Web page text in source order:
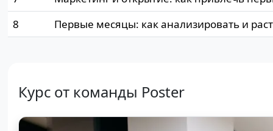
8
Первые месяцы: как анализировать и
Курс от команды Poster